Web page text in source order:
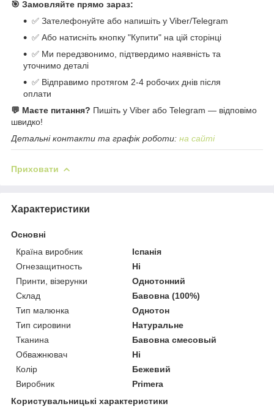
🎯 Замовляйте прямо зараз:
✅ Зателефонуйте або напишіть у Viber/Telegram
✅ Або натисніть кнопку "Купити" на цій сторінці
✅ Ми передзвонимо, підтвердимо наявність та
уточнимо деталі
✅ Відправимо протягом 2-4 робочих днів після
оплати
💬 Маєте питання? Пишіть у Viber або Telegram — відповімо
швидко!
Детальні контакти та графік роботи: на сайті
Приховати
Характеристики
Основні
Країна виробник
Іспанія
Огнезащитность
Ні
Принти, візерунки
Однотонний
Склад
Бавовна (100%)
Тип малюнка
Однотон
Тип сировини
Натуральне
Тканина
Бавовна смесовый
Обважнювач
Ні
Колір
Бежевий
Виробник
Primera
Користувальницькі характеристики